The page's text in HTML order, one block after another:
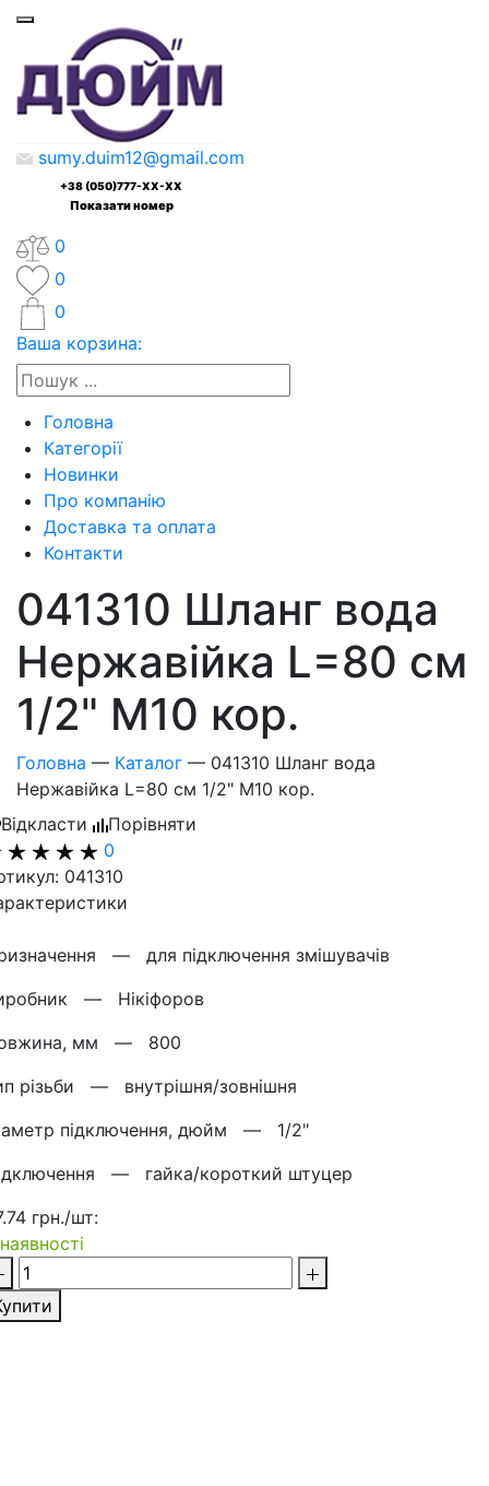
sumy.duim12@gmail.com
+38 (050)777-XX-XX
Показати номер
0
0
0
Ваша корзина:
Головна
Категорії
Новинки
Про компанію
Доставка та оплата
Контакти
041310 Шланг вода
Нержавійка L=80 см
1/2" М10 кор.
Головна — Каталог — 041310 Шланг вода
Нержавійка L=80 см 1/2" М10 кор.
Відкласти
Порівняти
0
041310
— для підключення змішувачів
— Нікіфоров
мм — 800
різьби — внутрішня/зовнішня
підключення, дюйм — 1/2"
— гайка/короткий штуцер
грн./шт: